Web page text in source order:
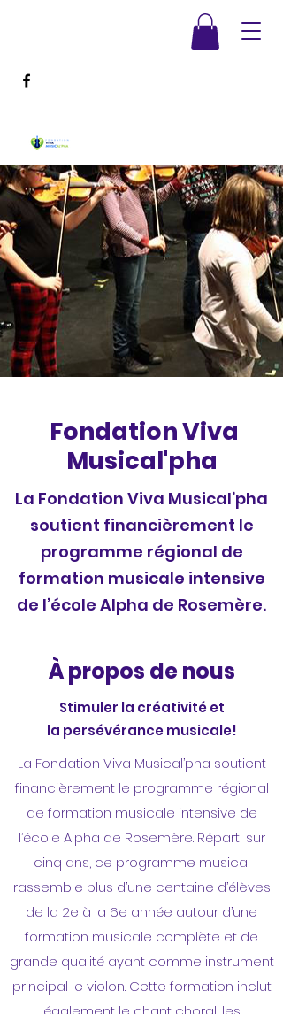
Fondation Viva
Musical'pha
La Fondation Viva Musical’pha
soutient financièrement le
programme régional de
formation musicale intensive
de l’école Alpha de Rosemère.
À propos de nous
Stimuler la créativité et
la persévérance musicale!
La Fondation Viva Musical’pha soutient
financièrement le programme régional
de formation musicale intensive de
l’école Alpha de Rosemère. Réparti sur
cinq ans, ce programme musical
rassemble plus d’une centaine d’élèves
de la 2e à la 6e année autour d’une
formation musicale complète et de
grande qualité ayant comme instrument
principal le violon. Cette formation inclut